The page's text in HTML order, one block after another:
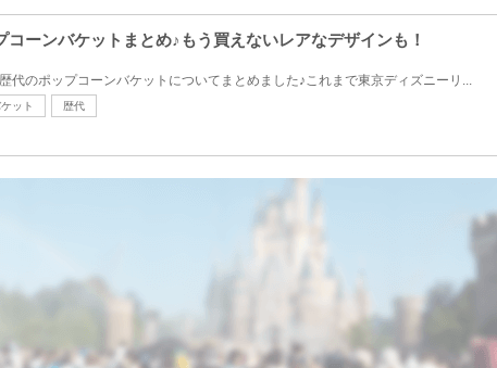
ーンバケットまとめ♪もう買えないレアなデザインも！
代のポップコーンバケットについてまとめました♪これまで東京ディズニーリ...
ット 歴代